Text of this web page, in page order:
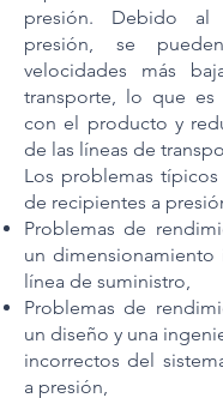
presión. Debido
presión, se
velocidades más
transporte, lo que es
con el producto y
de las líneas de
Los problemas
de recipientes a
Problemas de
un
línea de suministro,
Problemas de
un diseño y una
incorrectos del
a presión,